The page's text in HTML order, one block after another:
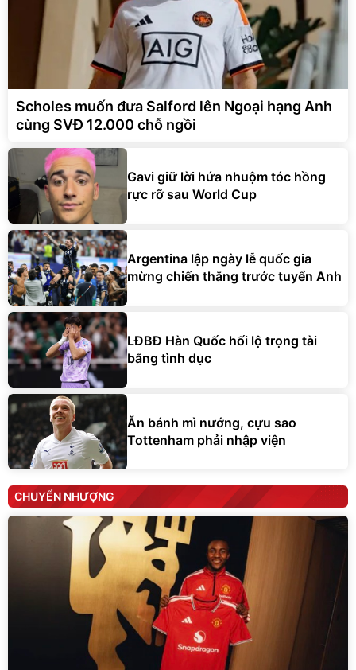
Scholes muốn đưa Salford lên Ngoại hạng Anh
cùng SVĐ 12.000 chỗ ngồi
Gavi giữ lời hứa nhuộm tóc hồng
rực rỡ sau World Cup
Argentina lập ngày lễ quốc gia
mừng chiến thắng trước tuyển Anh
LĐBĐ Hàn Quốc hối lộ trọng tài
bằng tình dục
Ăn bánh mì nướng, cựu sao
Tottenham phải nhập viện
CHUYỂN NHƯỢNG